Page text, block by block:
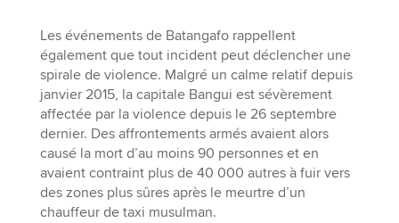
Les événements de Batangafo rappellent
également que tout incident peut déclencher une
spirale de violence. Malgré un calme relatif depuis
janvier 2015, la capitale Bangui est sévèrement
affectée par la violence depuis le 26 septembre
dernier. Des affrontements armés avaient alors
causé la mort d’au moins 90 personnes et en
avaient contraint plus de 40 000 autres à fuir vers
des zones plus sûres après le meurtre d’un
chauffeur de taxi musulman.